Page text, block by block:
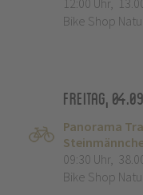
12:00 Uhr,
Bike Shop
Freitag,
Panorama
09:30 Uhr,
Bike Shop